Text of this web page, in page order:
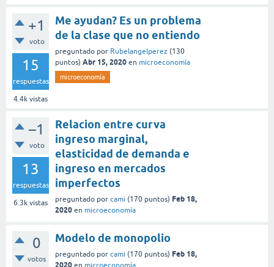
+1
voto
15
respuestas
4.4k vistas
Me ayudan? Es un problema
de la clase que no entiendo
preguntado por Rubelangelperez (130
puntos) Abr 15, 2020 en microeconomía
microeconomía
–1
voto
13
respuestas
6.3k vistas
Relacion entre curva
ingreso marginal,
elasticidad de demanda e
ingreso en mercados
imperfectos
preguntado por cami (170 puntos) Feb 18,
2020 en microeconomía
0
votos
Modelo de monopolio
preguntado por cami (170 puntos) Feb 18,
2020 en microeconomía